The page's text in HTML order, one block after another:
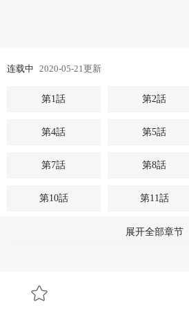
连载中 2020-05-21更新
第1話 第2話
第4話 第5話
第7話 第8話
第10話 第11話
第14話
展开全部章节